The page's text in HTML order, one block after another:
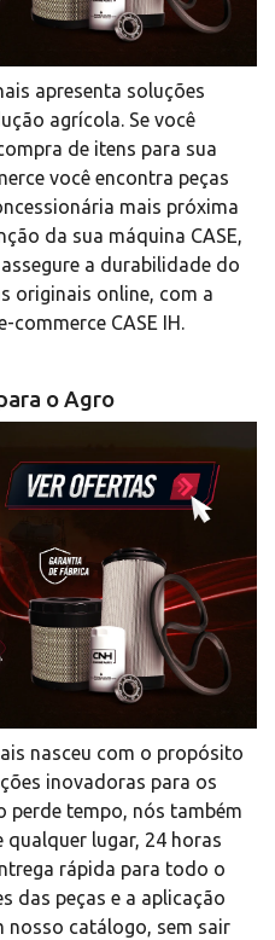
apresenta soluções
agrícola. Se você
de itens para sua
você encontra peças
mais próxima
da sua máquina CASE,
a durabilidade do
originais online, com a
CASE IH.
o Agro
nasceu com o propósito
inovadoras para os
perde tempo, nós também
qualquer lugar, 24 horas
rápida para todo o
das peças e a aplicação
nosso catálogo, sem sair